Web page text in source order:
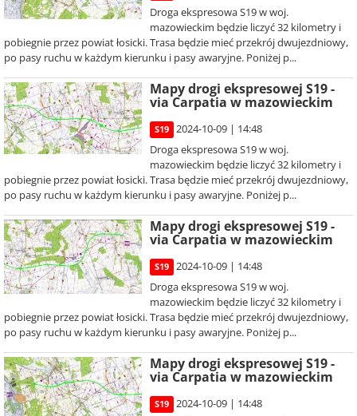
Droga ekspresowa S19 w woj.
mazowieckim będzie liczyć 32 kilometry i
pobiegnie przez powiat łosicki. Trasa będzie mieć przekrój dwujezdniowy,
po pasy ruchu w każdym kierunku i pasy awaryjne. Poniżej p...
Mapy drogi ekspresowej S19 -
via Carpatia w mazowieckim
S19
2024-10-09 | 14:48
Droga ekspresowa S19 w woj.
mazowieckim będzie liczyć 32 kilometry i
pobiegnie przez powiat łosicki. Trasa będzie mieć przekrój dwujezdniowy,
po pasy ruchu w każdym kierunku i pasy awaryjne. Poniżej p...
Mapy drogi ekspresowej S19 -
via Carpatia w mazowieckim
S19
2024-10-09 | 14:48
Droga ekspresowa S19 w woj.
mazowieckim będzie liczyć 32 kilometry i
pobiegnie przez powiat łosicki. Trasa będzie mieć przekrój dwujezdniowy,
po pasy ruchu w każdym kierunku i pasy awaryjne. Poniżej p...
Mapy drogi ekspresowej S19 -
via Carpatia w mazowieckim
S19
2024-10-09 | 14:48